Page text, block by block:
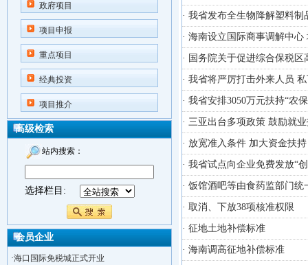
政府项目
项目申报
重点项目
经典投资
项目推介
高级检索
站内搜索：
选择栏目:
会员企业
·海口国际免税城正式开业
· 我省发布全生物降解塑料
· 海南设立国际商事调解中
· 国务院关于促进综合保税
· 我省将严厉打击外来人员
· 我省安排3050万元扶持“农
· 三亚出台多项政策 鼓励就
· 放宽准入条件 加大资金扶
· 我省试点向企业免费发放“
· 饭馆酒吧等由食药监部门统
· 取消、下放38项核准权限
· 征地土地补偿标准
· 海南调高征地补偿标准